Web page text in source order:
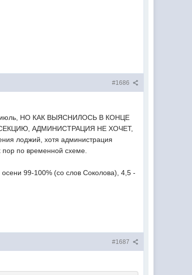
#1686
июль, НО КАК ВЫЯСНИЛОСЬ В КОНЦЕ
АДМИНИСТРАЦИЯ НЕ ХОЧЕТ,
лоджий, хотя администрация
пор по временной схеме.
99-100% (со слов Соколова), 4,5 -
#1687